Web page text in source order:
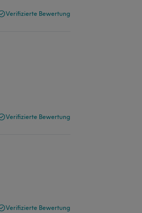
Verifizierte Bewertung
Verifizierte Bewertung
Verifizierte Bewertung